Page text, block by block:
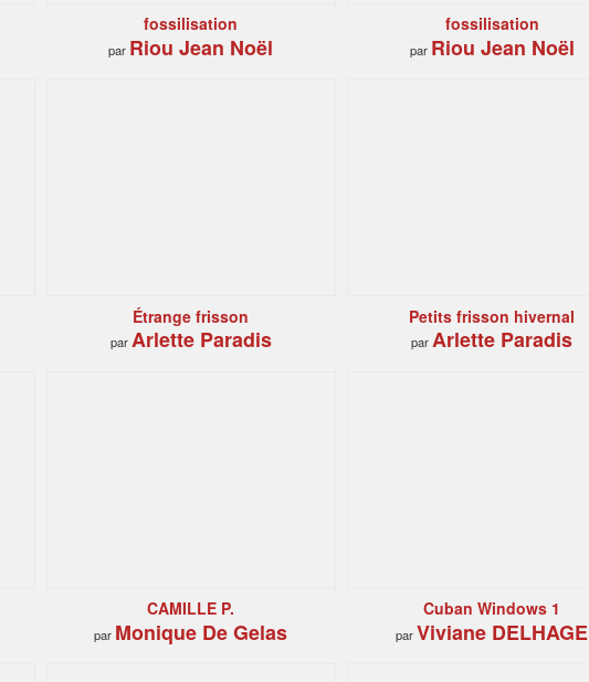
fossilisation
par Riou Jean Noël
fossilisation
par Riou Jean Noël
Étrange frisson
parArlette Paradis
Petits frisson hivernal
parArlette Paradis
CAMILLE P.
par Monique De Gelas
Cuban Windows 1
par Viviane DELHAGE